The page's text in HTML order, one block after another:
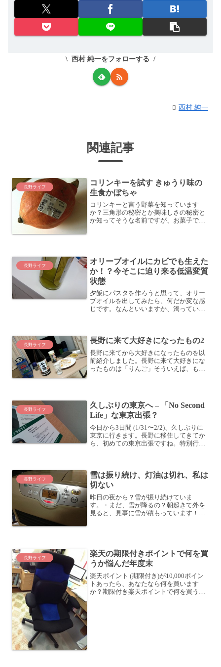
西村 純一をフォローする
西村 純一
関連記事
長野ライフ
コリンキーを試す きゅうり味の
生食かぼちゃ
コリンキーと言う野菜を知っています
か？三角形の秘密とか美味しさの秘密と
か知ってそうな名前ですが、お菓子では
長野ライフ
オリーブオイルにカビでも生えた
か！？今そこに迫り来る低温変質
状態
夕飯にパスタを作ろうと思って、オリー
ブオイルを出してみたら、何だか変な感
じです。なんといいますか、濁っている
な感じのものが発生してい...
長野ライフ 長野に来て大好きになったもの2
長野に来てから大好きになったものを以
前紹介しました。長野に来て大好きにな
ったものは「りんご」そういえば、もう1
です。たまたま買ってみ...
長野ライフ
久しぶりの東京へ – 「No Second
Life」な東京出張？
今日から3日間 (1/31〜2/2)、久しぶりに
東京に行きます。長野に移住してきてか
ら、初めての東京出張ですね。特別行き
今日...
長野ライフ
雪は振り続け、灯油は切れ、私は
切ない
昨日の夜から？雪が振り続けていま
す。・まだ、雪が降るの？朝起きて外を
見ると、見事に雪が積もっています！今
長野ライフ
楽天の期限付きポイントで何を買
うか悩んだ年度末
楽天ポイント (期限付き)が10,000ポイン
トあったら、あなたなら何を買います
か？期限付き楽天ポイントで何を買う？